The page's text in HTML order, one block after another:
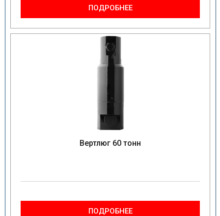
ПОДРОБНЕЕ
Вертлюг 60 тонн
ПОДРОБНЕЕ